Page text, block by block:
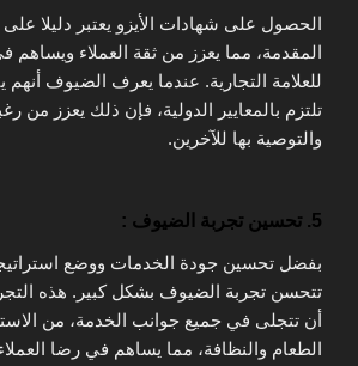
الحصول على شهادات الأيزو يعتبر دليلا
المقدمة، مما يعزز من ثقة العملاء ويساهم
للعلامة التجارية. عندما يعرف الضيوف أنهم
تلتزم بالمعايير الدولية، فإن ذلك يعزز من
والتوصية بها للآخرين.
5. تحسين تجربة الضيوف :
بفضل تحسين جودة الخدمات ووضع
تتحسن تجربة الضيوف بشكل كبير. هذه
أن تتجلى في جميع جوانب الخدمة، من
الطعام والنظافة، مما يساهم في رضا